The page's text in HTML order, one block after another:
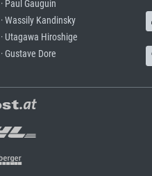
· Paul Gauguin
· Wassily Kandinsky
· Utagawa Hiroshige
· Gustave Dore